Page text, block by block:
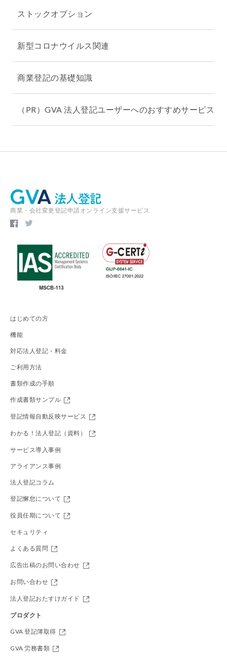
ストックオプション
新型コロナウイルス関連
商業登記の基礎知識
（PR）GVA 法人登記ユーザーへのおすすめサービス
商業・会社変更登記申請オンライン支援サービス
はじめての方
機能
対応法人登記・料金
ご利用方法
書類作成の手順
作成書類サンプル
登記情報自動反映サービス
わかる！法人登記（資料）
サービス導入事例
アライアンス事例
法人登記コラム
登記懈怠について
役員任期について
セキュリティ
よくある質問
広告出稿のお問い合わせ
お問い合わせ
法人登記おたすけガイド
プロダクト
GVA 登記簿取得
GVA 労務書類